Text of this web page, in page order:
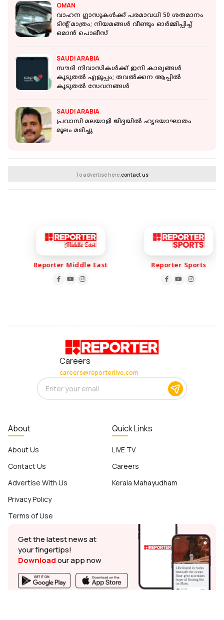
OMAN
വാഹന ഗ്ലാസുകള്‍ക്ക് പരമാവധി 50 ശതമാനം
ടിന്റ് മാത്രം; നിയമങ്ങൾ വീണ്ടും ഓര്‍മ്മിപ്പിച്ച്
ഒമാൻ പൊലീസ്
SAUDI ARABIA
സൗദി നിവാസികൾക്ക് ഇനി കാര്യങ്ങൾ
കൂടുതൽ എളുപ്പം; തവൽക്കന ആപ്പിൽ
കൂടുതൽ സേവനങ്ങൾ
SAUDI ARABIA
പ്രവാസി മലയാളി ജിദ്ദയില്‍ ഹൃദയാഘാതം
മൂലം മരിച്ചു
To advertise here, contact us
Reporter Middle East Reporter Sports
Careers
careers@reporterlive.com
About
About Us
Contact Us
Advertise With Us
Privacy Policy
Terms of Use
Quick Links
LIVE TV
Careers
Kerala Mahayudham
Get the latest news at
your fingertips!
Downloadour app now